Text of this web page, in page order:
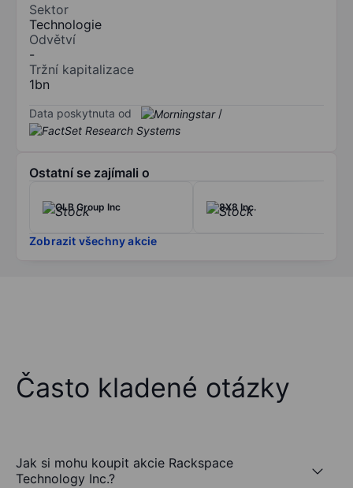
Sektor
Technologie
Odvětví
-
Tržní kapitalizace
1bn
Data poskytnuta od /
Ostatní se zajímali o
OLB Group Inc 8X8 Inc.
Zobrazit všechny akcie
Často kladené otázky
Jak si mohu koupit akcie Rackspace
Technology Inc.?